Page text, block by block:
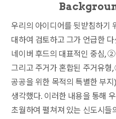
우리의 아이디어를 뒷받침하기
대하여 검토하고 그가 언급한
네이버 후드의 대표적인 중심,
그리고 주거가 혼합된 주거유
공공을 위한 목적의 특별한 부
생각했다. 이러한 내용을 통해
초월하여 펼쳐져 있는 신도시들